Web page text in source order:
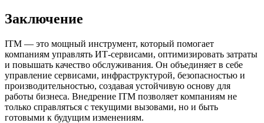
Заключение
ITM — это мощный инструмент, который помогает
компаниям управлять ИТ-сервисами, оптимизировать затраты
и повышать качество обслуживания. Он объединяет в себе
управление сервисами, инфраструктурой, безопасностью и
производительностью, создавая устойчивую основу для
работы бизнеса. Внедрение ITM позволяет компаниям не
только справляться с текущими вызовами, но и быть
готовыми к будущим изменениям.